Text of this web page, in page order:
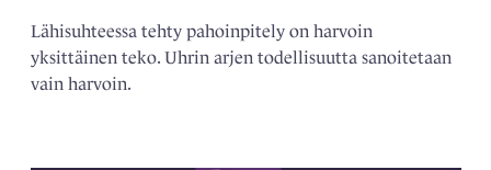
Lähisuhteessa tehty pahoinpitely on harvoin
yksittäinen teko. Uhrin arjen todellisuutta sanoitetaan
vain harvoin.